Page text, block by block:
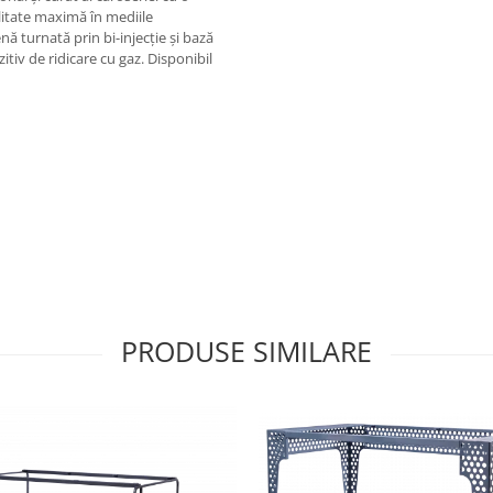
maximă în mediile
turnată prin bi-injecție și bază
de ridicare cu gaz. Disponibil
PRODUSE SIMILARE